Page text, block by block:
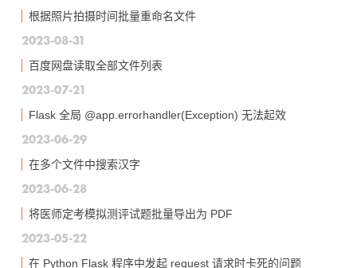
根据照片拍摄时间批量重命名文件
2023-08-31
百度网盘读取全部文件列表
2023-07-21
Flask 全局 @app.errorhandler(Exception) 无法起效
2023-06-29
在多个文件中搜索汉字
2023-06-28
将医师定考模拟测评试题批量导出为 PDF
2023-05-22
在 Python Flask 程序中发起 request 请求时卡死的问题